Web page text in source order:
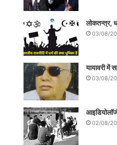
लोकतन्त्र,
03/08/
यायावरी में
03/08/
02/08/